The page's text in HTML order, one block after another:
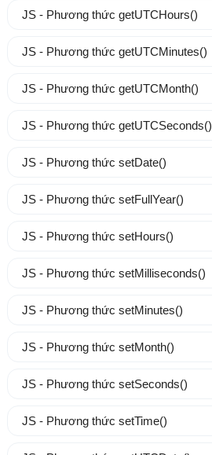
JS - Phương thức getUTCHours()
JS - Phương thức getUTCMinutes()
JS - Phương thức getUTCMonth()
JS - Phương thức getUTCSeconds()
JS - Phương thức setDate()
JS - Phương thức setFullYear()
JS - Phương thức setHours()
JS - Phương thức setMilliseconds()
JS - Phương thức setMinutes()
JS - Phương thức setMonth()
JS - Phương thức setSeconds()
JS - Phương thức setTime()